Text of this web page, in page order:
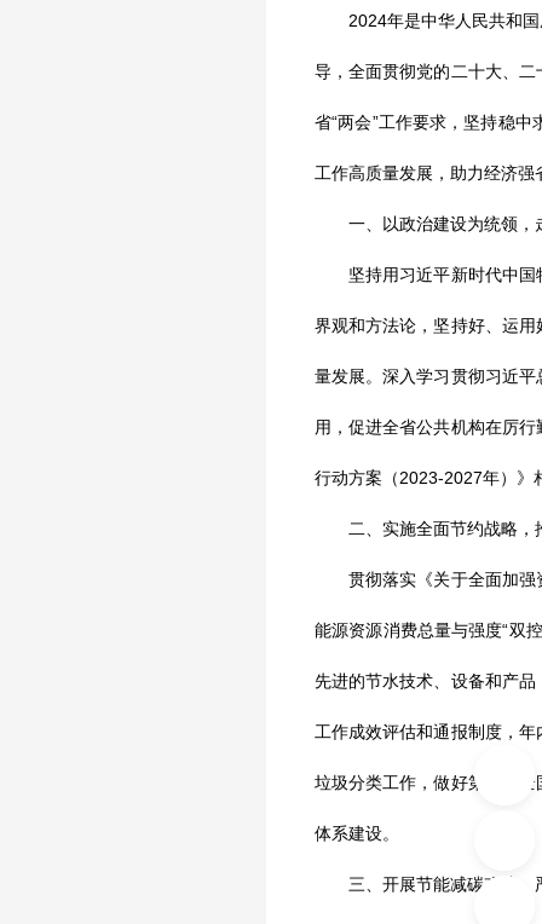
2024年是中华人民共和国
导，全面贯彻党的二十大、
省“两会”工作要求，坚持稳
工作高质量发展，助力经济强
一、以政治建设为统领，
坚持用习近平新时代中国特
界观和方法论，坚持好、运
量发展。深入学习贯彻习近
用，促进全省公共机构在厉
行动方案（2023-2027年）》
二、实施全面节约战略，
贯彻落实《关于全面加强资
能源资源消费总量与强度“双
先进的节水技术、设备和产
工作成效评估和通报制度，
垃圾分类工作，做好第二批
体系建设。
三、开展节能减碳改造，